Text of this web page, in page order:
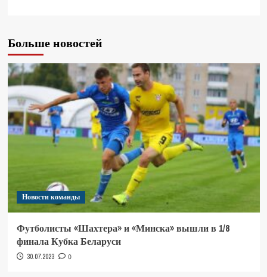
Больше новостей
Новости команды
Футболисты «Шахтера» и «Минска» вышли в 1/8
финала Кубка Беларуси
30.07.2023 0